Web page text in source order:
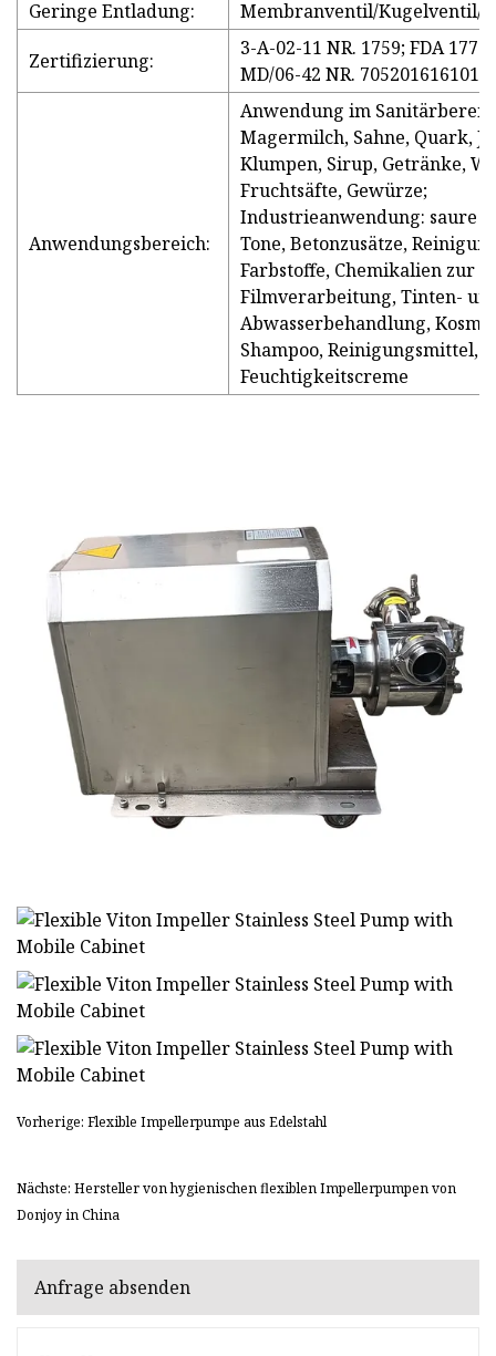
Geringe Entladung: Membranventil/Kugelventil/
Zertifizierung:
3-A-02-11 NR. 1759; FDA
MD/06-42 NR. 705201616101-
Anwendungsbereich:
Anwendung im
Magermilch, Sahne, Quark,
Klumpen, Sirup, Getränke,
Fruchtsäfte, Gewürze;
Industrieanwendung: saure
Tone, Betonzusätze,
Farbstoffe, Chemikalien zur
Filmverarbeitung, Tinten-
Abwasserbehandlung,
Shampoo, Reinigungsmittel,
Feuchtigkeitscreme
Vorherige: Flexible Impellerpumpe aus Edelstahl
Nächste: Hersteller von hygienischen flexiblen Impellerpumpen von
Donjoy in China
Anfrage absenden